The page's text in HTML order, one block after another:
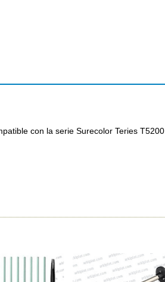
con la serie Surecolor Teries T5200